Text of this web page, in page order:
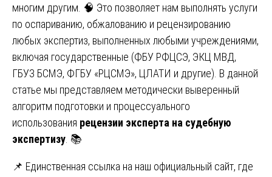
многим другим. 🧠 Это позволяет нам выполнять услуги
по оспариванию, обжалованию и рецензированию
любых экспертиз, выполненных любыми учреждениями,
включая государственные (ФБУ РФЦСЭ, ЭКЦ МВД,
ГБУЗ БСМЭ, ФГБУ «РЦСМЭ», ЦЛАТИ и другие). В данной
статье мы представляем методически выверенный
алгоритм подготовки и процессуального
использования рецензии эксперта на судебную
экспертизу . 📚
📌 Единственная ссылка на наш официальный сайт, где